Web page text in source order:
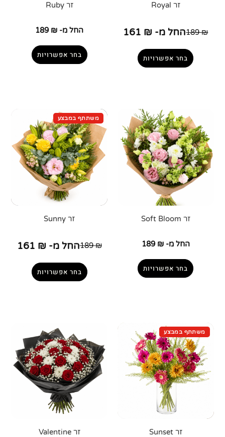
זר Royal
189₪ החל מ- 161 ₪
בחר אפשרויות
זר Ruby
החל מ- 189 ₪
בחר אפשרויות
זר Soft Bloom
החל מ- 189 ₪
בחר אפשרויות
זר Sunny
189₪ החל מ- 161 ₪
בחר אפשרויות
זר Sunset זר Valentine